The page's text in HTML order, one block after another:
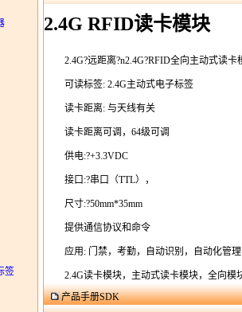
签
2.4G RFID读卡模块
2.4G?远距离?n2.4G?RFID全向主动式读卡
可读标签: 2.4G主动式电子标签
读卡距离: 与天线有关
读卡距离可调，64级可调
供电:?+3.3VDC
接口:?串口（TTL），
尺寸:?50mm*35mm
提供通信协议和命令
应用: 门禁，考勤，自动识别，自动化管
2.4G读卡模块，主动式读卡模块，全向
产品手册SDK